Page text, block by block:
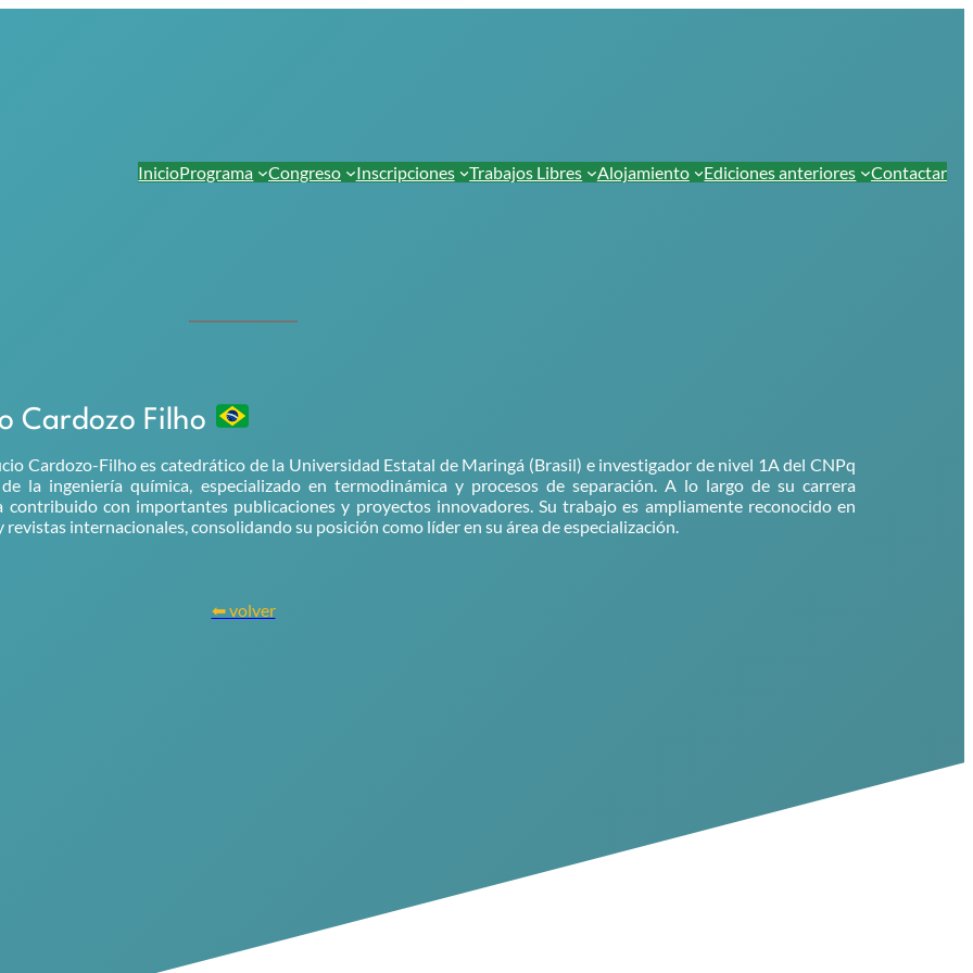
InicioPrograma Congreso Inscripciones Trabajos Libres Alojamiento Ediciones anteriores Contactar
Cardozo Filho
Cardozo-Filho es catedrático de la Universidad Estatal de Maringá (Brasil) e investigador de nivel 1A del CNPq
la ingeniería química, especializado en termodinámica y procesos de separación. A lo largo de su carrera
contribuido con importantes publicaciones y proyectos innovadores. Su trabajo es ampliamente reconocido en
revistas internacionales, consolidando su posición como líder en su área de especialización.
⬅ volver